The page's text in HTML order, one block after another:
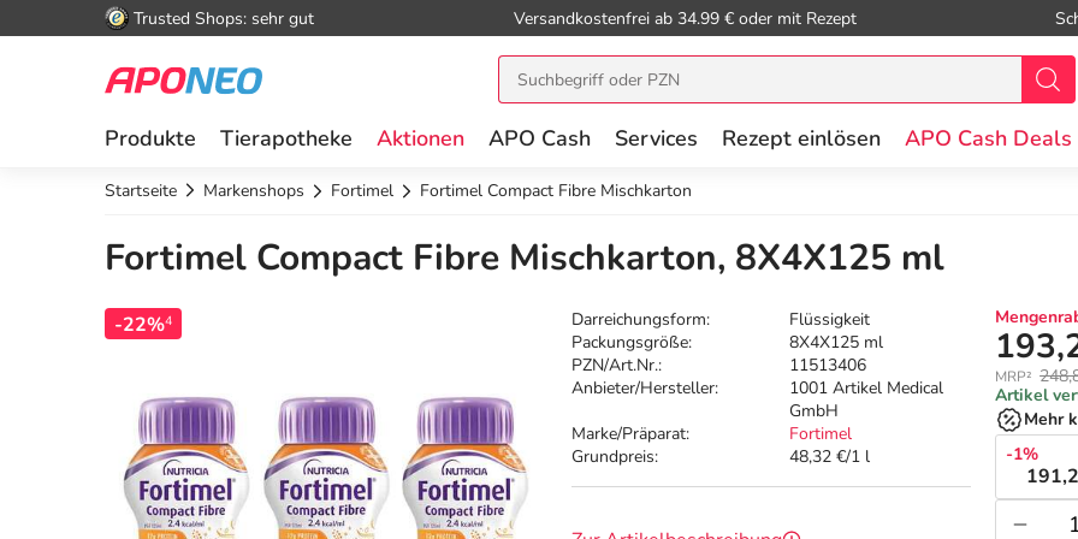
Trusted Shops: sehr gut Versandkostenfrei ab 34.99 € oder mit Rezept
Produkte Tierapotheke Aktionen APO Cash Services Rezept einlösen APO Cash Deals
Startseite Markenshops Fortimel Fortimel Compact Fibre Mischkarton
Fortimel Compact Fibre Mischkarton, 8X4X125 ml
-22%4 Darreichungsform:
Flüssigkeit
Packungsgröße:
8X4X125 ml
PZN/Art.Nr.:
11513406
Anbieter/Hersteller:
1001 Artikel Medical
GmbH
Marke/Präparat:
Fortimel
Grundpreis:
48,32 €/1 l
MRP²
Artikel
Mehr
-1%